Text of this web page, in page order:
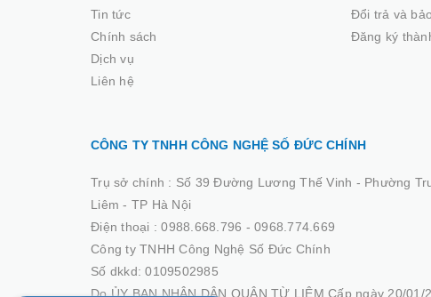
Tin tức
Chính sách
Dịch vụ
Liên hệ
Đổi trả và
Đăng ký
CÔNG TY TNHH CÔNG NGHỆ SỐ ĐỨC CHÍNH
Trụ sở chính : Số 39 Đường Lương Thế Vinh - Phường
Liêm - TP Hà Nội
Điện thoại :0988.668.796 - 0968.774.669
Công ty TNHH Công Nghệ Số Đức Chính
Số dkkd: 0109502985
Do ỦY BAN NHÂN DÂN QUẬN TỪ LIÊM Cấp ngày 20/01/